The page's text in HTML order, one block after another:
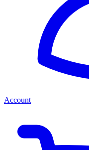
Account